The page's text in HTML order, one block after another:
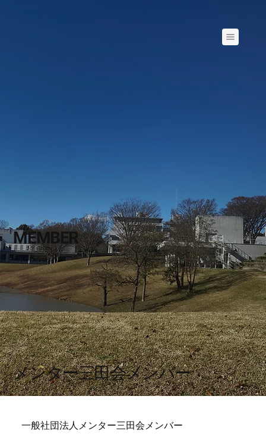
MEMBER
メンター三田会メンバー
一般社団法人メンター三田会メンバー